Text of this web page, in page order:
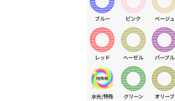
ブルー ピンク ベージュ
レッド ヘーゼル パープル
水光/特殊 グリーン オリーブ